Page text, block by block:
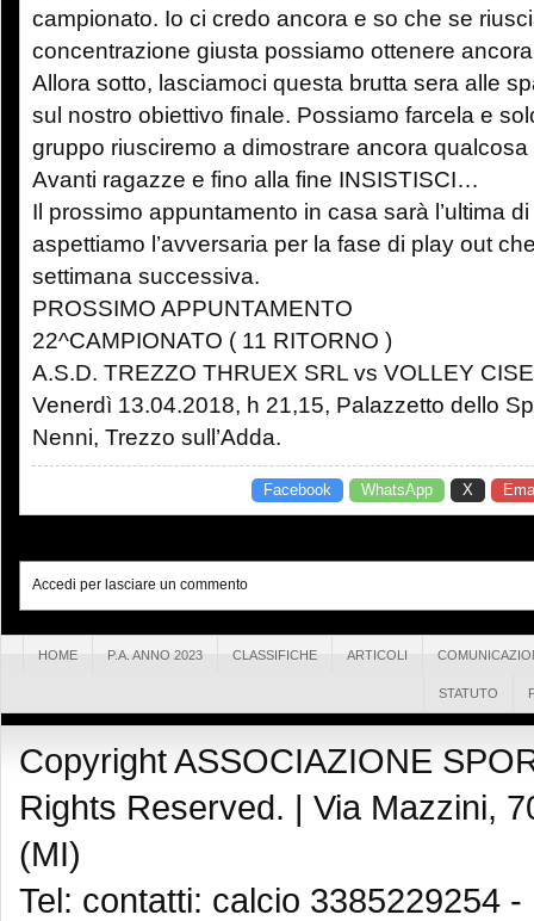
campionato. Io ci credo ancora e so che se
concentrazione giusta possiamo ottenere
Allora sotto, lasciamoci questa brutta sera alle
sul nostro obiettivo finale. Possiamo farcela e
gruppo riusciremo a dimostrare ancora
Avanti ragazze e fino alla fine INSISTISCI…
Il prossimo appuntamento in casa sarà l’ultima
aspettiamo l’avversaria per la fase di play out
settimana successiva.
PROSSIMO APPUNTAMENTO
22^CAMPIONATO ( 11 RITORNO )
A.S.D. TREZZO THRUEX SRL vs VOLLEY
Venerdì 13.04.2018, h 21,15, Palazzetto dello
Nenni, Trezzo sull’Adda.
Facebook WhatsApp X
Accedi per lasciare un commento
HOME P.A. ANNO 2023 CLASSIFICHE ARTICOLI
STATUTO
Copyright ASSOCIAZIONE
Rights Reserved. | Via Mazzini,
(MI)
Tel: contatti: calcio 3385229254